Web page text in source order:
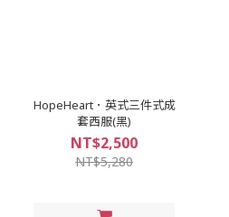
HopeHeart．英式三件式成
套西服(黑)
NT$2,500
NT$5,280